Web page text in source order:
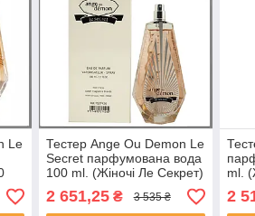
Le
Тестер Ange Ou Demon Le
Secret парфумована вода
100 ml. (Жіночі Ле Секрет)
2 651,25₴ 3 535 ₴
ml.
2